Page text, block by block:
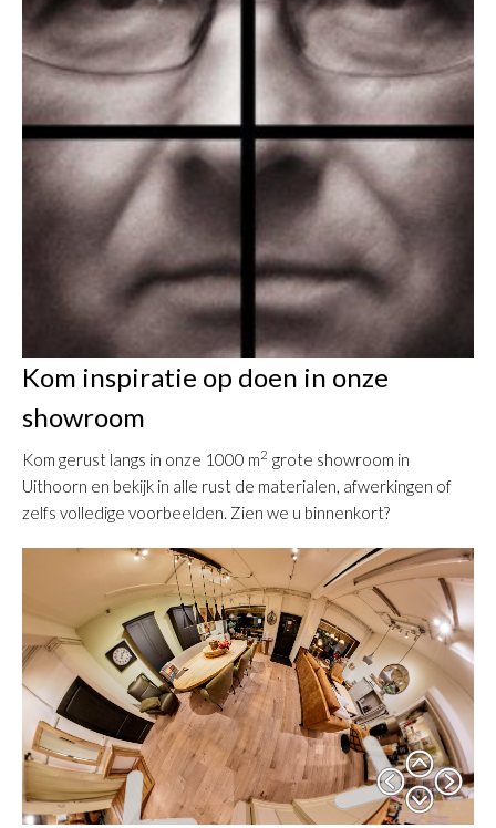
Kom inspiratie op doen in onze
showroom
Kom gerust langs in onze 1000 m2 grote showroom in
Uithoorn en bekijk in alle rust de materialen, afwerkingen of
zelfs volledige voorbeelden. Zien we u binnenkort?